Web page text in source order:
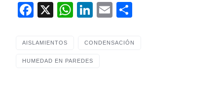
F
c
e
X
W
at
s
Li
k
E
ail ar
AISLAMIENTOS CONDENSACIÓN
HUMEDAD EN PAREDES